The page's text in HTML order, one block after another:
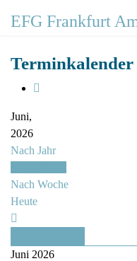
EFG Frankfurt
Terminkalender
Juni,
2026
Nach Jahr
Nach Woche
Heute
Juni 2026